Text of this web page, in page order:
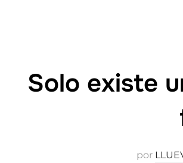
Solo existe
por